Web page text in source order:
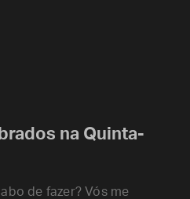
na Quinta-
de fazer? Vós me